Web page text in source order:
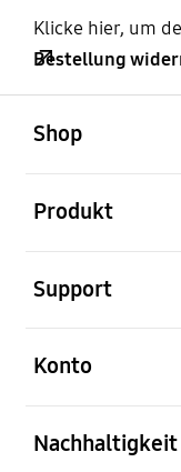
Klicke hier, um
Bestellung
Shop
Produkt
Support
Konto
Nachhaltigkeit